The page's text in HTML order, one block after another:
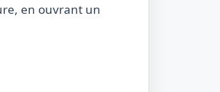
en ouvrant un